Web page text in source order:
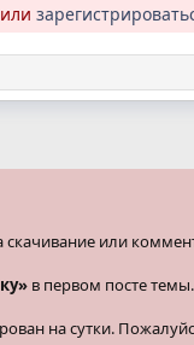
или
или
в первом посте темы.
на сутки.